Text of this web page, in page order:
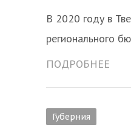
В 2020 году в
регионального
ПОДРОБНЕЕ
Губерния